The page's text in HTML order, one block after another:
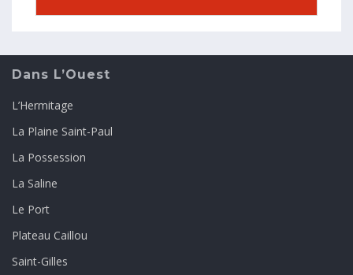
Dans L’Ouest
L’Hermitage
La Plaine Saint-Paul
La Possession
La Saline
Le Port
Plateau Caillou
Saint-Gilles